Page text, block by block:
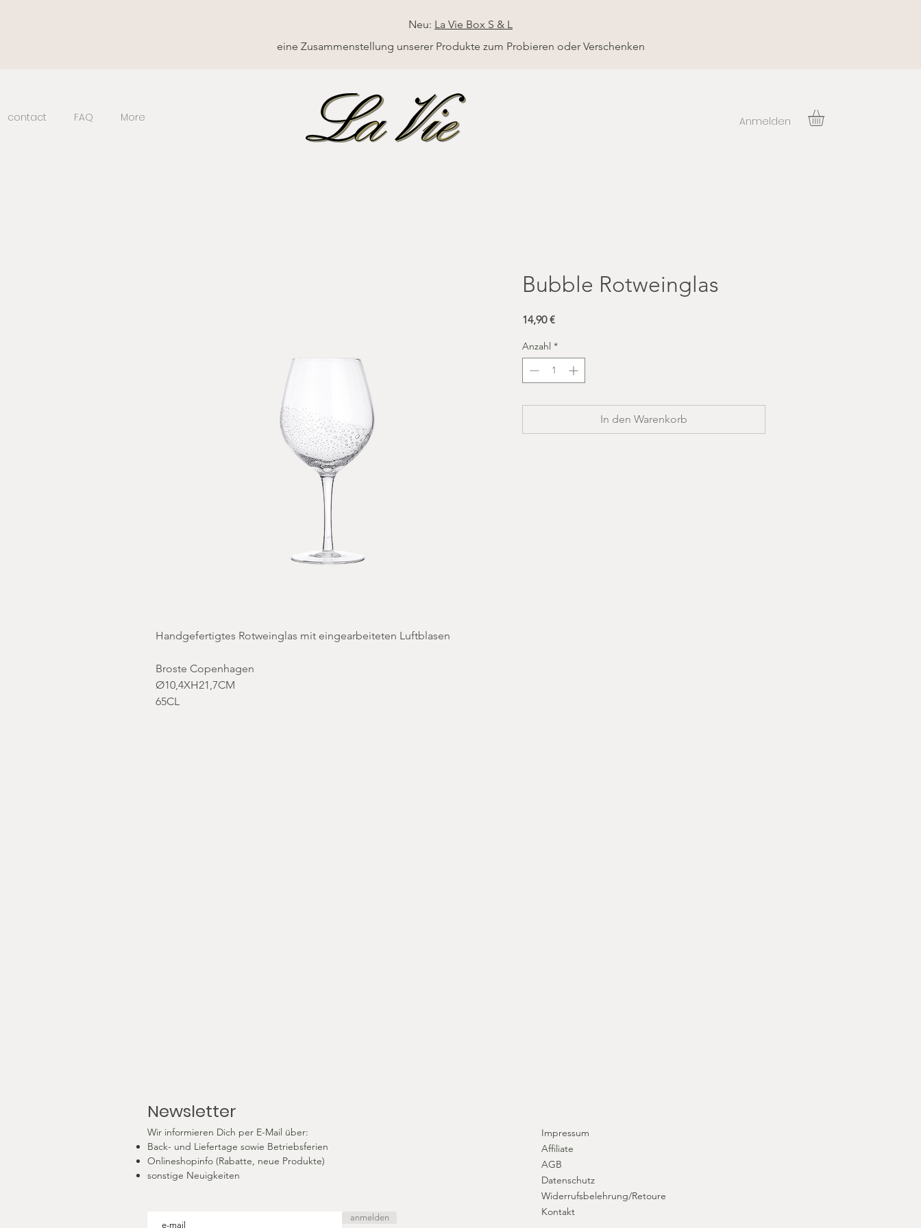
Neu: La Vie Box S & L
eine Zusammenstellung unserer Produkte zum Probieren oder Verschenken
contact FAQ More Anmelden
Handgefertigtes Rotweinglas mit eingearbeiteten Luftblasen
Broste Copenhagen
Ø10,4XH21,7CM
65CL
Bubble Rotweinglas
14,90 €Preis
Anzahl *
In den Warenkorb
anmelden
Newsletter
Wir informieren Dich per E-Mail über: ​
Back- und Liefertage sowie Betriebsferien
Onlineshopinfo (Rabatte, neue Produkte)
sonstige Neuigkeiten
Impressum
Affiliate
AGB
Datenschutz
Widerrufsbelehrung/Retoure
Kontakt